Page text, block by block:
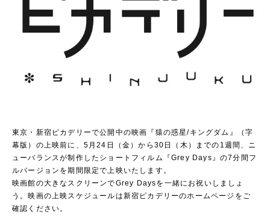
東京・新宿ピカデリーで公開中の映画『猿の惑星/キングダム』（字
幕版）の上映前に、5月24日（金）から30日（木）までの1週間、ニ
ューバランスが制作したショートフィルム『Grey Days』の7分間フ
ルバージョンを期間限定で上映いたします。
映画館の大きなスクリーンでGrey Daysを一緒にお祝いしましょ
う。映画の上映スケジュールは新宿ピカデリーのホームページをご
確認ください。